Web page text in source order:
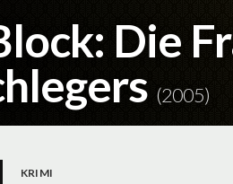
Die
(2005)
KRIMI